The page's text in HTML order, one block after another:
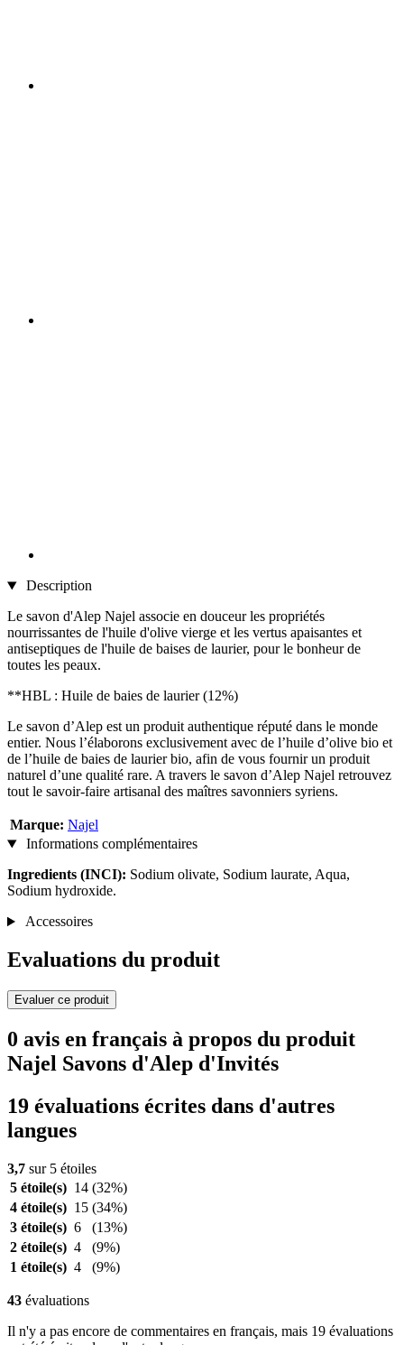
Description
Le savon d'Alep Najel associe en douceur les propriétés
nourrissantes de l'huile d'olive vierge et les vertus apaisantes et
antiseptiques de l'huile de baises de laurier, pour le bonheur de
toutes les peaux.
**HBL : Huile de baies de laurier (12%)
Le savon d’Alep est un produit authentique réputé dans le monde
entier. Nous l’élaborons exclusivement avec de l’huile d’olive bio et
de l’huile de baies de laurier bio, afin de vous fournir un produit
naturel d’une qualité rare. A travers le savon d’Alep Najel retrouvez
tout le savoir-faire artisanal des maîtres savonniers syriens.
Marque: Najel
Informations complémentaires
Ingredients (INCI): Sodium olivate, Sodium laurate, Aqua,
Sodium hydroxide.
Accessoires
Evaluations du produit
Evaluer ce produit
0 avis en français à propos du produit
Najel Savons d'Alep d'Invités
19 évaluations écrites dans d'autres
langues
3,7 sur 5 étoiles
5 étoile(s) 14 (32%)
4 étoile(s) 15 (34%)
3 étoile(s) 6
(13%)
2 étoile(s) 4
(9%)
1 étoile(s) 4 (9%)
43 évaluations
Il n'y a pas encore de commentaires en français, mais 19 évaluations